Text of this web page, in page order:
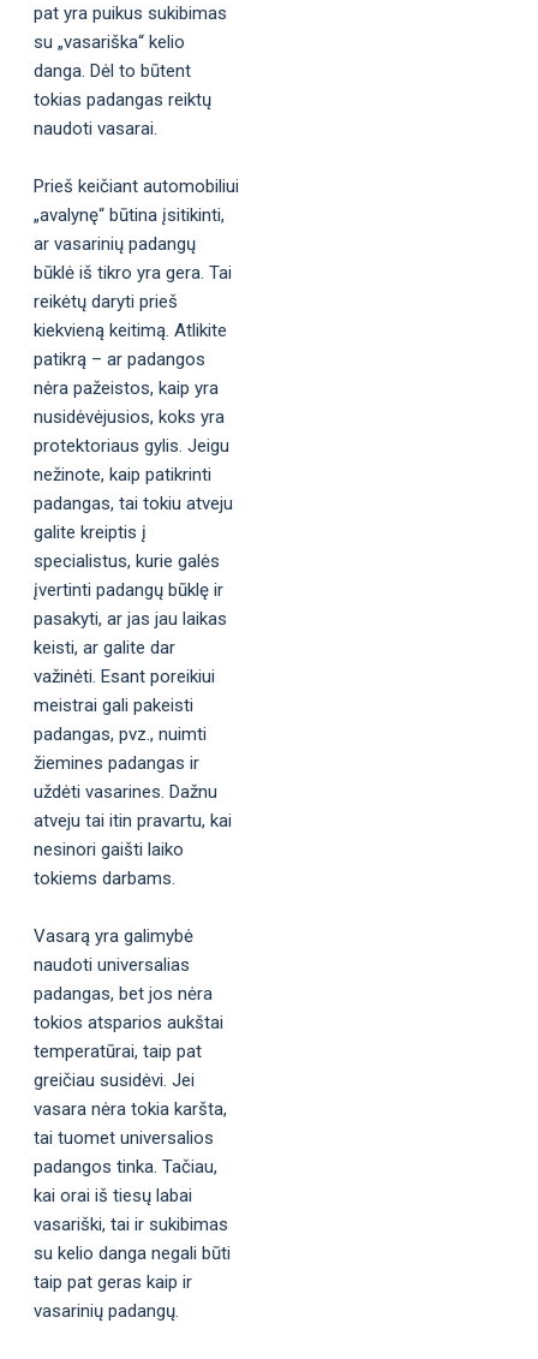
pat yra puikus sukibimas
su „vasariška“ kelio
danga. Dėl to būtent
tokias padangas reiktų
naudoti vasarai.
Prieš keičiant automobiliui
„avalynę“ būtina įsitikinti,
ar vasarinių padangų
būklė iš tikro yra gera. Tai
reikėtų daryti prieš
kiekvieną keitimą. Atlikite
patikrą – ar padangos
nėra pažeistos, kaip yra
nusidėvėjusios, koks yra
protektoriaus gylis. Jeigu
nežinote, kaip patikrinti
padangas, tai tokiu atveju
galite kreiptis į
specialistus, kurie galės
įvertinti padangų būklę ir
pasakyti, ar jas jau laikas
keisti, ar galite dar
važinėti. Esant poreikiui
meistrai gali pakeisti
padangas, pvz., nuimti
žiemines padangas ir
uždėti vasarines. Dažnu
atveju tai itin pravartu, kai
nesinori gaišti laiko
tokiems darbams.
Vasarą yra galimybė
naudoti universalias
padangas, bet jos nėra
tokios atsparios aukštai
temperatūrai, taip pat
greičiau susidėvi. Jei
vasara nėra tokia karšta,
tai tuomet universalios
padangos tinka. Tačiau,
kai orai iš tiesų labai
vasariški, tai ir sukibimas
su kelio danga negali būti
taip pat geras kaip ir
vasarinių padangų.